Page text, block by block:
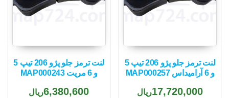
لنت ترمز جلو پژو 206 تیپ 5
و 6 آرامیداس MAP000257
17,720,000ریال
لنت ترمز جلو پژو 206 تیپ 5
و 6 مریت MAP000243
6,380,600ریال